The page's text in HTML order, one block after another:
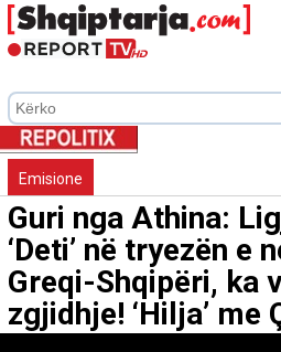
Emisione
Guri nga Athina:
‘Deti’ në tryezën e
Greqi-Shqipëri, ka
zgjidhje! ‘Hilja’ me